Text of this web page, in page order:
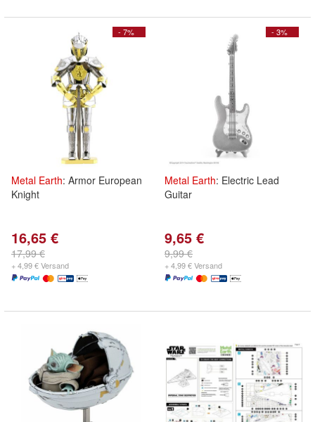
- 7%
Metal Earth: Armor European
Knight
16,65 €
17,99 €
+ 4,99 € Versand
- 3%
Metal Earth: Electric Lead
Guitar
9,65 €
9,99 €
+ 4,99 € Versand